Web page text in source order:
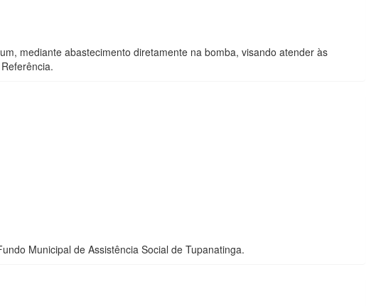
mediante abastecimento diretamente na bomba, visando atender às
Municipal de Assistência Social de Tupanatinga.